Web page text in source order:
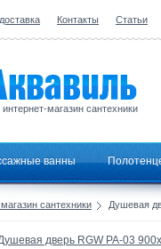
Контакты Статьи
интернет-магазин сантехники
ванны
сантехники Душевая